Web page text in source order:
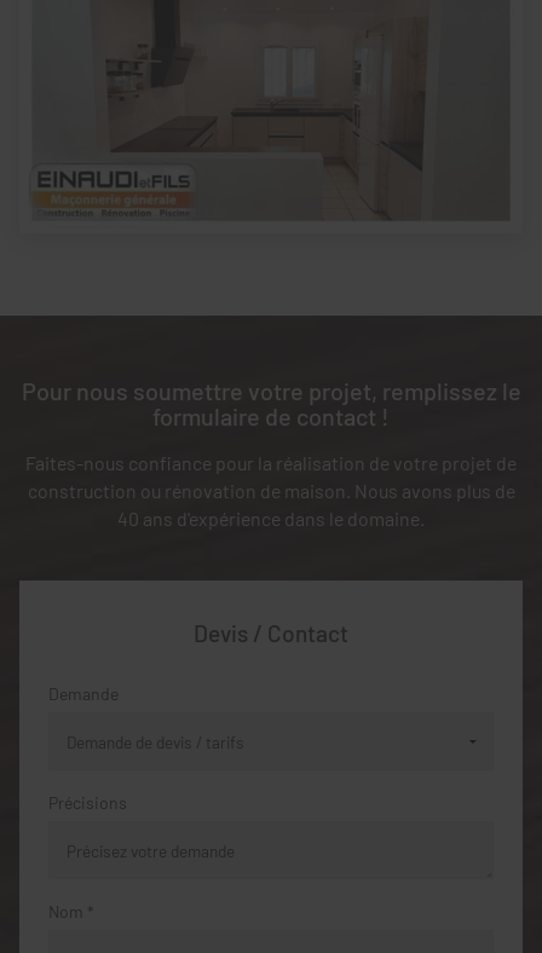
Pour nous soumettre votre projet, remplissez le
formulaire de contact !
Faites-nous confiance pour la réalisation de votre projet de
construction ou rénovation de maison. Nous avons plus de
40 ans d'expérience dans le domaine.
Devis / Contact
Demande
Précisions
Nom *